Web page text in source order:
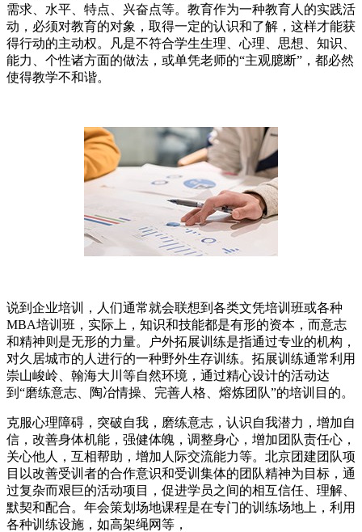
需求、水平、特点、兴奋点等。教育作为一种教育人的实践活
动，必须对教育的对象，取得一定的认识和了解，这样才能获
得行动的主动权。凡是不符合学生生理、心理、思想、知识、
能力、个性诸方面的做法，或单凭老师的“主观臆断”，都必然
使得教学不和谐。
说到企业培训，人们通常就会联想到各类文凭培训班或各种
MBA培训班，实际上，知识和技能都是有形的资本，而意志
和精神则是无形的力量。户外拓展训练是指通过专业的机构，
对久居城市的人进行的一种野外生存训练。拓展训练通常利用
崇山峻岭、翰海大川等自然环境，通过精心设计的活动达
到“磨练意志、陶冶情操、完善人格、熔炼团队”的培训目的。
克服心理障碍，突破自我，磨练意志，认识自我潜力，增加自
信，改善身体机能，强健体魄，调整身心，增加团队责任心，
关心他人，互相帮助，增加人际交流能力等。北京团建团队项
目以改善受训者的合作意识和受训集体的团队精神为目标，通
过复杂而艰巨的活动项目，促进学员之间的相互信任、理解、
默契和配合。年会策划场地课程是在专门的训练场地上，利用
各种训练设施，如高架绳网等，